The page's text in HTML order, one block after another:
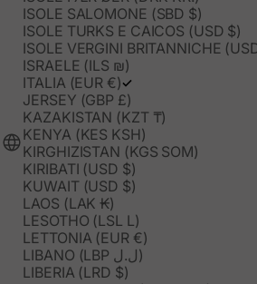
ISOLE SALOMONE (SBD $)
ISOLE TURKS E CAICOS (USD $)
ISOLE VERGINI BRITANNICHE
ISRAELE (ILS ₪)
ITALIA (EUR €)
JERSEY (GBP £)
KAZAKISTAN (KZT ₸)
KENYA (KES KSH)
KIRGHIZISTAN (KGS SOM)
KIRIBATI (USD $)
KUWAIT (USD $)
LAOS (LAK ₭)
LESOTHO (LSL L)
LETTONIA (EUR €)
LIBANO (LBP ل.ل)
LIBERIA (LRD $)